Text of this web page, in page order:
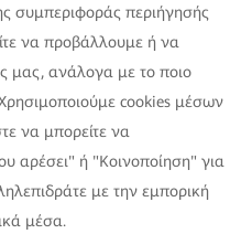
συμπεριφοράς περιήγησής
να προβάλλουμε ή να
μας, ανάλογα με το ποιο
Χρησιμοποιούμε cookies μέσων
να μπορείτε να
αρέσει" ή "Κοινοποίηση" για
με την εμπορική
μέσα.